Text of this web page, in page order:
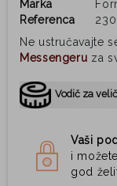
Marka
Referenca
Ne ustručavajte
Messengeru za
Vodič za
Vaši
i
god